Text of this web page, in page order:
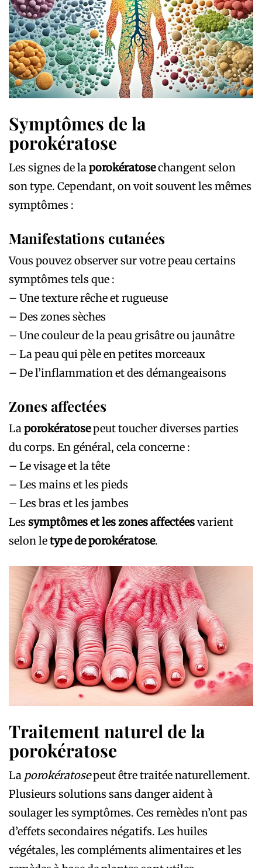
Symptômes de la
porokératose
Les signes de laporokératosechangent selon
son type. Cependant, on voit souvent les mêmes
symptômes :
Manifestations cutanées
Vous pouvez observer sur votre peau certains
symptômes tels que :
– Une texture rêche et rugueuse
– Des zones sèches
– Une couleur de la peau grisâtre ou jaunâtre
– La peau qui pèle en petites morceaux
– De l’inflammation et des démangeaisons
Zones affectées
Laporokératosepeut toucher diverses parties
du corps. En général, cela concerne :
– Le visage et la tête
– Les mains et les pieds
– Les bras et les jambes
Les symptômes et les zones affectéesvarient
selon letype de porokératose.
Traitement naturel de la
porokératose
La porokératosepeut être traitée naturellement.
Plusieurs solutions sans danger aident à
soulager les symptômes. Ces remèdes n’ont pas
d’effets secondaires négatifs. Les huiles
végétales, les compléments alimentaires et les